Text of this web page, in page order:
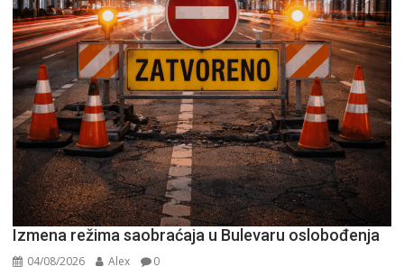
Izmena režima saobraćaja u Bulevaru oslobođenja
04/08/2026 Alex 0